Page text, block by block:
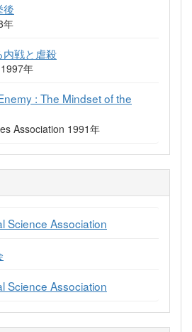
後
年
内戦と虐殺
年
: The Mindset of the
Association 1991年
Science Association
Science Association